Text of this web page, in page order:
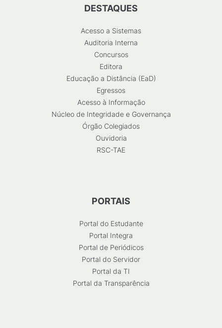
DESTAQUES
Acesso a Sistemas
Auditoria Interna
Concursos
Editora
Educação a Distância (EaD)
Egressos
Acesso à Informação
Núcleo de Integridade e Governança
Órgão Colegiados
Ouvidoria
RSC-TAE
PORTAIS
Portal do Estudante
Portal Integra
Portal de Periódicos
Portal do Servidor
Portal da TI
Portal da Transparência